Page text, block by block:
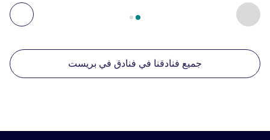
السابق - منشآتنا الأخرى القريبة
الصفحة
جميع فنادقنا في فنادق في بريست